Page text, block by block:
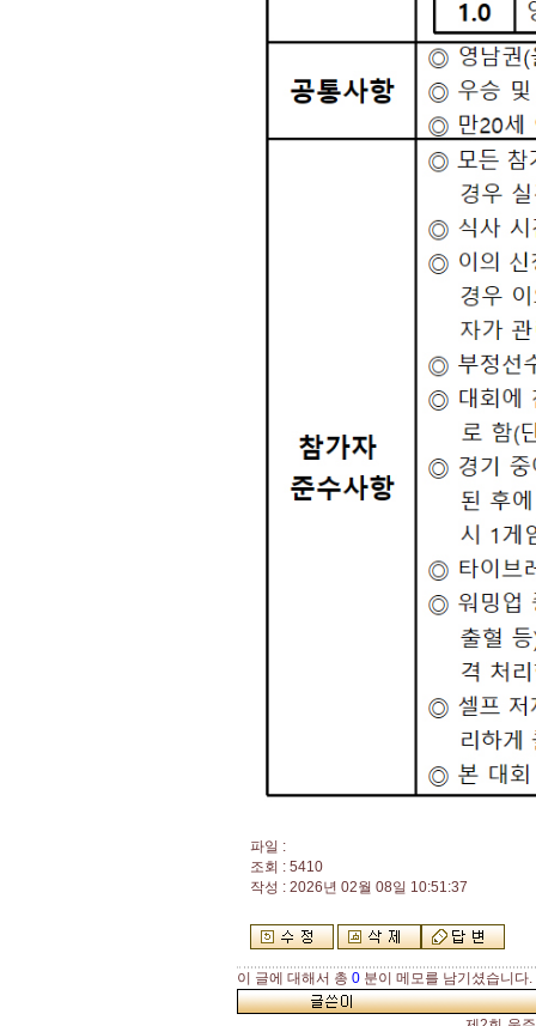
파일 :
조회 : 5410
작성 : 2026년 02월 08일 10:51:37
이 글에 대해서 총 0 분이 메모를 남기셨습니다.